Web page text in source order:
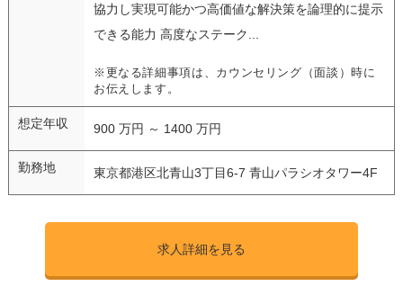
協力し実現可能かつ高価値な解決策を論理的に提示
できる能力 高度なステーク...
※更なる詳細事項は、カウンセリング（面談）時に
お伝えします。
想定年収 900 万円 ～ 1400 万円
勤務地 東京都港区北青山3丁目6-7 青山パラシオタワー4F
求人詳細を見る